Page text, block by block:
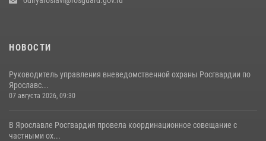
НОВОСТИ
Руководитель управления вневедомственной охраны Росгвардии по
Ярославс...
07 августа 2026, 09:30
В Ярославле Росгвардия провела координационное совещание с
частными ох...